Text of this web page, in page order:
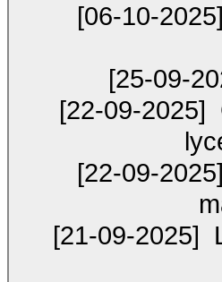
[06-10-2025]
[25-09-
[22-09-2025]
[22-09-2025]
[21-09-2025]